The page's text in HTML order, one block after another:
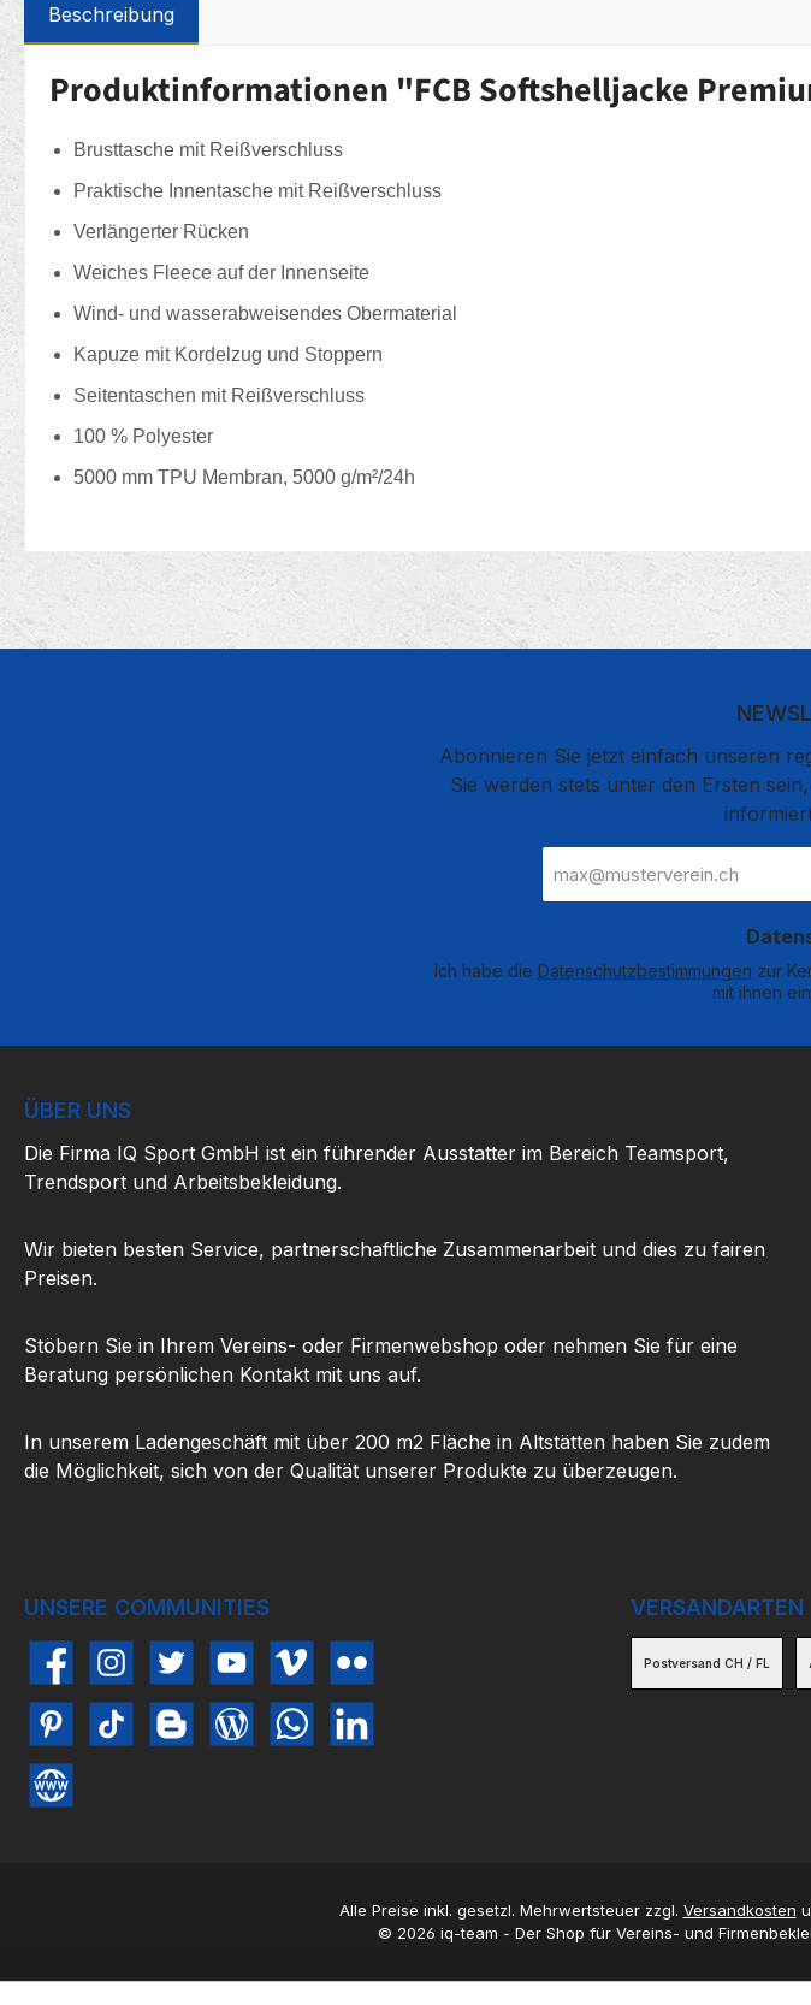
Beschreibung
Produktinformationen "FCB Softshelljacke
Brusttasche mit Reißverschluss
Praktische Innentasche mit Reißverschluss
Verlängerter Rücken
Weiches Fleece auf der Innenseite
Wind- und wasserabweisendes Obermaterial
Kapuze mit Kordelzug und Stoppern
Seitentaschen mit Reißverschluss
100 % Polyester
5000 mm TPU Membran, 5000 g/m²/24h
Abonnieren Sie jetzt einfach unseren
Sie werden stets unter den Ersten
Mail-
Adresse
Ich habe die Datenschutzbestimmungen zur
mit ihnen
ÜBER UNS
Die Firma IQ Sport GmbH ist ein führender Ausstatter im Bereich Teamsport,
Trendsport und Arbeitsbekleidung.
Wir bieten besten Service, partnerschaftliche Zusammenarbeit und dies zu fairen
Preisen.
Stöbern Sie in Ihrem Vereins- oder Firmenwebshop oder nehmen Sie für eine
Beratung persönlichen Kontakt mit uns auf.
In unserem Ladengeschäft mit über 200 m2 Fläche in Altstätten haben Sie zudem
die Möglichkeit, sich von der Qualität unserer Produkte zu überzeugen.
UNSERE COMMUNITIES
FacebookInstagramTwitter YouTubeVimeo Flickr
PinterestTikTok Blogger Blog WhatsAppLinkedIn
Website
VERSANDARTEN
Postversand CH / FL
Alle Preise inkl. gesetzl. Mehrwertsteuer zzgl. Versandkosten
© 2026 iq-team - Der Shop für Vereins- und